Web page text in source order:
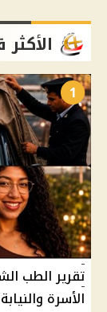
الأكثر
1
تقرير الطب
الأسرة